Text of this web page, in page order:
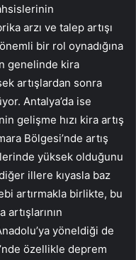
arzı ve talep artışı
bir rol oynadığına
genelinde kira
artışlardan sonra
Antalya’da ise
gelişme hızı kira artış
Bölgesi’nde artış
yüksek olduğunu
illere kıyasla baz
artırmakla birlikte, bu
artışlarının
yöneldiği de
özellikle deprem